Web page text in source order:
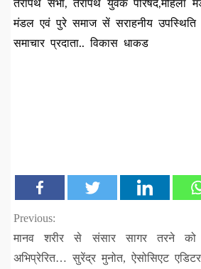
तेरापंथ सभा, तेरापंथ युवक परिषद,महिला
मंडल एवं पुरे समाज सें सराहनीय उपस्थिति
समाचार प्रदाता.. विकास धाकड
Continue
Reading
Previous:
मानव शरीर से संसार सागर तरने को
अभिप्रेरित… सुरेंद्र मुनोत, ऐसोसिएट